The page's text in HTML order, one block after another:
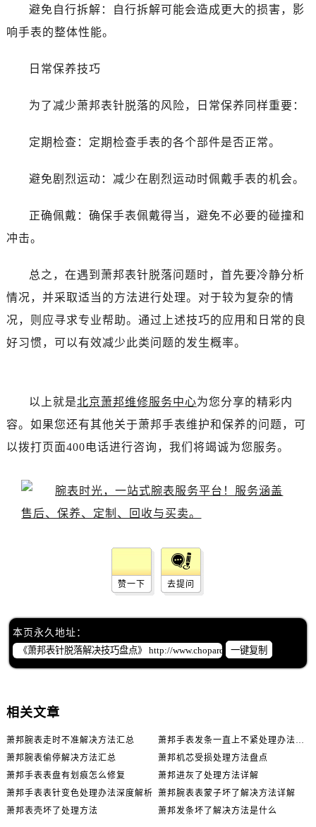
避免自行拆解：自行拆解可能会造成更大的损害，影
响手表的整体性能。
日常保养技巧
为了减少萧邦表针脱落的风险，日常保养同样重要：
定期检查：定期检查手表的各个部件是否正常。
避免剧烈运动：减少在剧烈运动时佩戴手表的机会。
正确佩戴：确保手表佩戴得当，避免不必要的碰撞和
冲击。
总之，在遇到萧邦表针脱落问题时，首先要冷静分析
情况，并采取适当的方法进行处理。对于较为复杂的情
况，则应寻求专业帮助。通过上述技巧的应用和日常的良
好习惯，可以有效减少此类问题的发生概率。
以上就是北京萧邦维修服务中心为您分享的精彩内
容。如果您还有其他关于萧邦手表维护和保养的问题，可
以拨打页面400电话进行咨询，我们将竭诚为您服务。
赞一下 去提问
本页永久地址：
一键复制
相关文章
萧邦腕表走时不准解决方法汇总
萧邦手表发条一直上不紧处理办法推荐
萧邦腕表偷停解决方法汇总
萧邦机芯受损处理方法盘点
萧邦手表表盘有划痕怎么修复
萧邦进灰了处理方法详解
萧邦手表表针变色处理办法深度解析 萧邦腕表表蒙子坏了解决方法详解
萧邦表壳坏了处理方法
萧邦发条坏了解决方法是什么